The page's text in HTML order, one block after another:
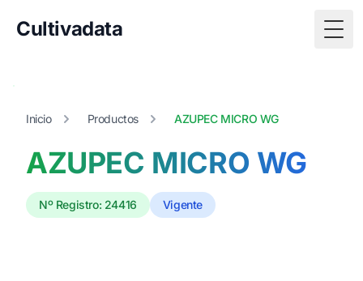
Cultivadata
Inicio Productos AZUPEC MICRO WG
AZUPEC MICRO WG
Nº Registro: 24416 Vigente